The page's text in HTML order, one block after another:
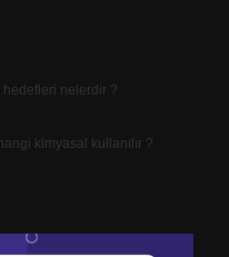
hedefleri nelerdir ?
kimyasal kullanılır ?